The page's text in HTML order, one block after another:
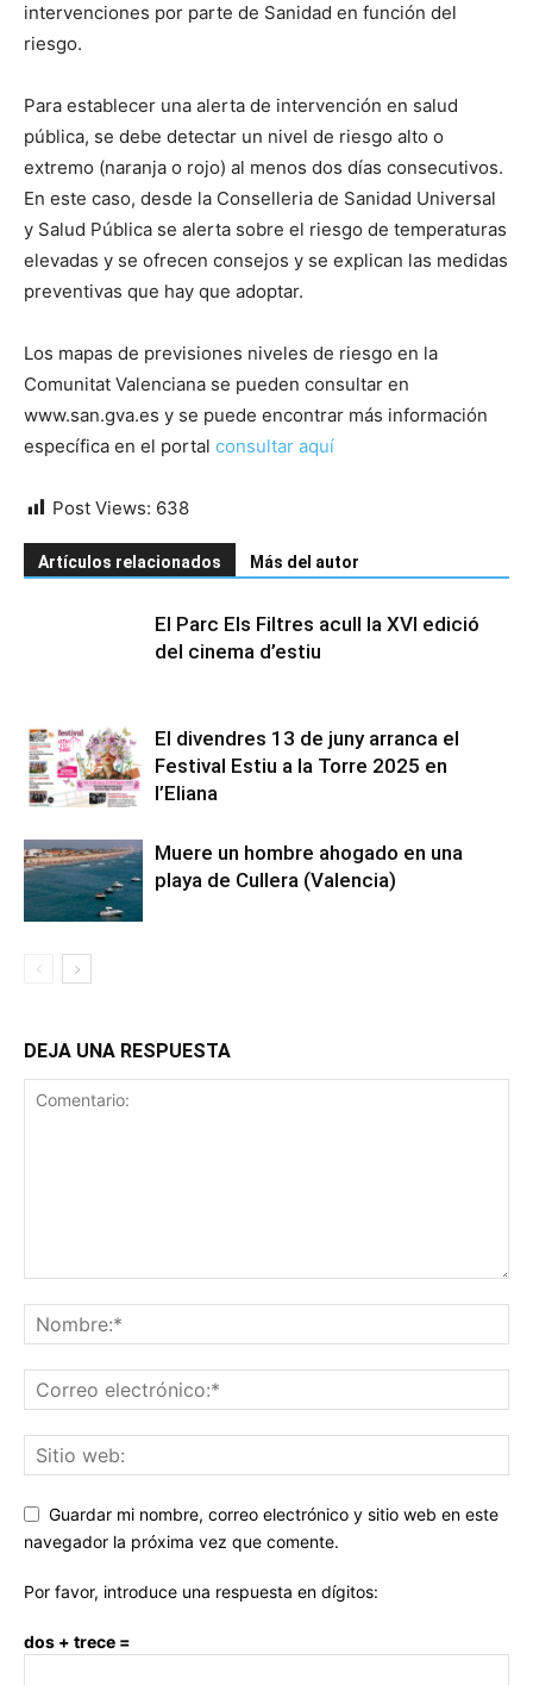
intervenciones por parte de Sanidad en función del
riesgo.
Para establecer una alerta de intervención en salud
pública, se debe detectar un nivel de riesgo alto o
extremo (naranja o rojo) al menos dos días consecutivos.
En este caso, desde la Conselleria de Sanidad Universal
y Salud Pública se alerta sobre el riesgo de temperaturas
elevadas y se ofrecen consejos y se explican las medidas
preventivas que hay que adoptar.
Los mapas de previsiones niveles de riesgo en la
Comunitat Valenciana se pueden consultar en
www.san.gva.es y se puede encontrar más información
específica en el portal consultar aquí
Post Views: 638
Artículos relacionados Más del autor
El Parc Els Filtres acull la XVI edició
del cinema d’estiu
El divendres 13 de juny arranca el
Festival Estiu a la Torre 2025 en
l’Eliana
Muere un hombre ahogado en una
playa de Cullera (Valencia)
DEJA UNA RESPUESTA
Guardar mi nombre, correo electrónico y sitio web en este
navegador la próxima vez que comente.
Por favor, introduce una respuesta en dígitos:
dos + trece =